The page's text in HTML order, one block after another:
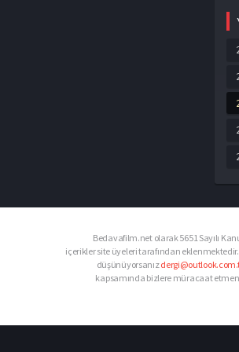
Bedavafilm.net olarak 5651 Sayılı
içerikler site üyeleri tarafından
düşünüyorsanız
kapsamında bizlere müracaat